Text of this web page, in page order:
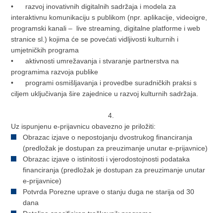
• razvoj inovativnih digitalnih sadržaja i modela za
interaktivnu komunikaciju s publikom (npr. aplikacije, videoigre,
programski kanali ‒ live streaming, digitalne platforme i web
stranice sl.) kojima će se povećati vidljivosti kulturnih i
umjetničkih programa
• aktivnosti umrežavanja i stvaranje partnerstva na
programima razvoja publike
• programi osmišljavanja i provedbe suradničkih praksi s
ciljem uključivanja šire zajednice u razvoj kulturnih sadržaja.
4.
Uz ispunjenu e-prijavnicu obavezno je priložiti:
Obrazac izjave o nepostojanju dvostrukog financiranja
(predložak je dostupan za preuzimanje unutar e-prijavnice)
Obrazac izjave o istinitosti i vjerodostojnosti podataka
financiranja (predložak je dostupan za preuzimanje unutar
e-prijavnice)
Potvrda Porezne uprave o stanju duga ne starija od 30
dana